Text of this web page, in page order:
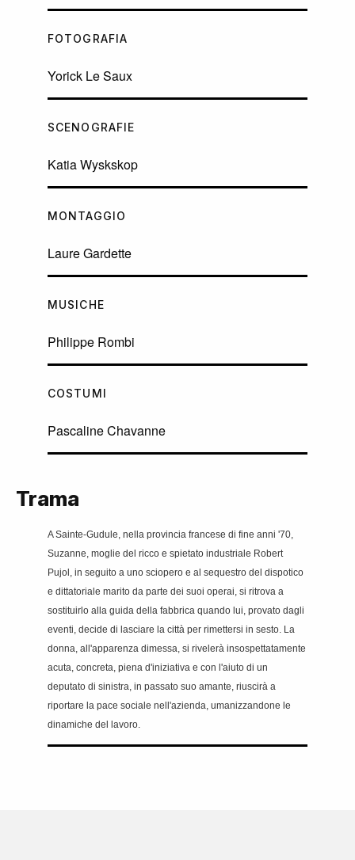
FOTOGRAFIA
Yorick Le Saux
SCENOGRAFIE
Katia Wyskskop
MONTAGGIO
Laure Gardette
MUSICHE
Philippe Rombi
COSTUMI
Pascaline Chavanne
Trama
A Sainte-Gudule, nella provincia francese di fine anni '70,
Suzanne, moglie del ricco e spietato industriale Robert
Pujol, in seguito a uno sciopero e al sequestro del dispotico
e dittatoriale marito da parte dei suoi operai, si ritrova a
sostituirlo alla guida della fabbrica quando lui, provato dagli
eventi, decide di lasciare la città per rimettersi in sesto. La
donna, all'apparenza dimessa, si rivelerà insospettatamente
acuta, concreta, piena d'iniziativa e con l'aiuto di un
deputato di sinistra, in passato suo amante, riuscirà a
riportare la pace sociale nell'azienda, umanizzandone le
dinamiche del lavoro.